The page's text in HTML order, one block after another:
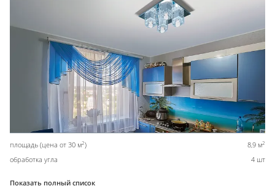
площадь (цена от 30 м2) 8,9 м2
обработка угла 4 шт
Показать полный список